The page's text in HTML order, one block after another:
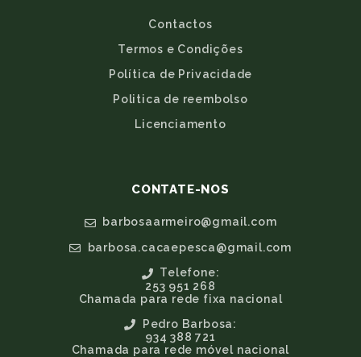
Contactos
Termos e Condições
Política de Privacidade
Politica de reembolso
Licenciamento
CONTATE-NOS
barbosaarmeiro@gmail.com
barbosa.cacaepesca@gmail.com
Telefone:
253 951 268
Chamada para rede fixa nacional
Pedro Barbosa:
934 388 721
Chamada para rede móvel nacional